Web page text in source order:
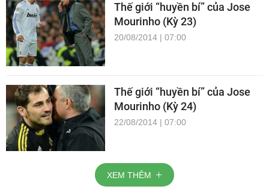
Thế giới “huyền bí” của Jose
Mourinho (Kỳ 23)
20/08/2014 | 07:00
Thế giới “huyền bí” của Jose
Mourinho (Kỳ 24)
22/08/2014 | 07:00
XEM THÊM